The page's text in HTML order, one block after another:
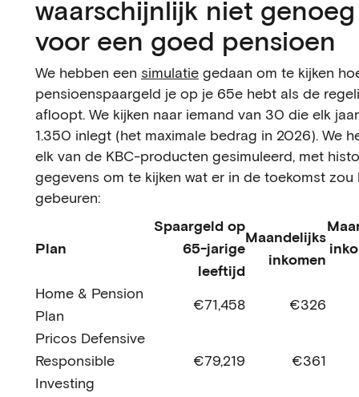
waarschijnlijk niet
voor een goed pensioen
We hebben een simulatie gedaan om te kijken
pensioenspaargeld je op je 65e hebt als de
afloopt. We kijken naar iemand van 30 die elk
1.350 inlegt (het maximale bedrag in 2026). We
elk van de KBC-producten gesimuleerd, met
gegevens om te kijken wat er in de toekomst zou
gebeuren:
Plan
Spaargeld op
65-jarige
leeftijd
Maandelijks
inkomen
Home & Pension
Plan
€71,458
€326
Pricos Defensive
Responsible
Investing
€79,219 €361